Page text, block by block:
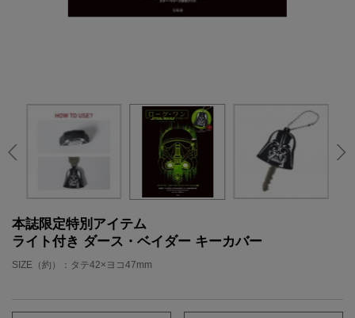
本誌限定特別アイテム
ライト付き ダース・ベイダー キーカバー
SIZE（約）：タテ42×ヨコ47mm